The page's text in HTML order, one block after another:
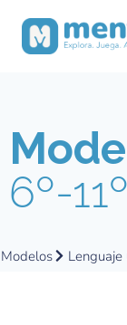
6º-11º
Modelos Lenguaje